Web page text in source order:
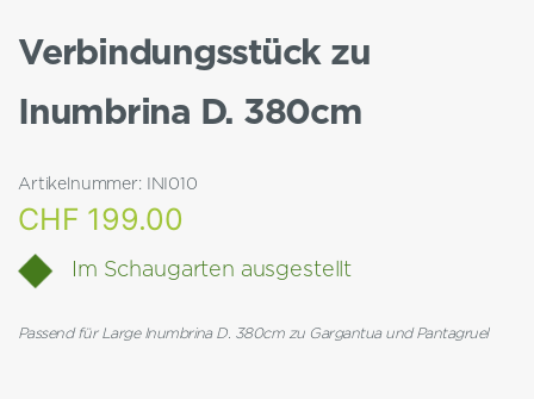
Verbindungsstück zu
Inumbrina D. 380cm
Artikelnummer: INI010
CHF 199.00
Im Schaugarten ausgestellt
Passend für Large Inumbrina D. 380cm zu Gargantua und Pantagruel